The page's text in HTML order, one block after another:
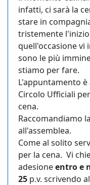
infatti, ci sarà la
stare in
tristemente
quell'occasione vi
sono le più
stiamo per fare.
L'appuntamento è
Circolo Ufficiali
cena.
Raccomandiamo
all'assemblea.
Come al solito
per la cena. Vi
adesioneentro e
25 p.v. scrivendo